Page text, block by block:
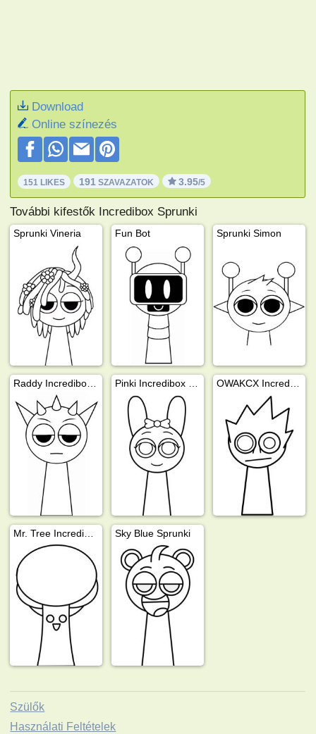
Download
Online színezés
151 LIKES 191 SZAVAZATOK 3.95/5
További kifestők Incredibox Sprunki
Sprunki Vineria Fun Bot Sprunki Simon
Sky Blue Sprunki
Szülők
Használati Feltételek